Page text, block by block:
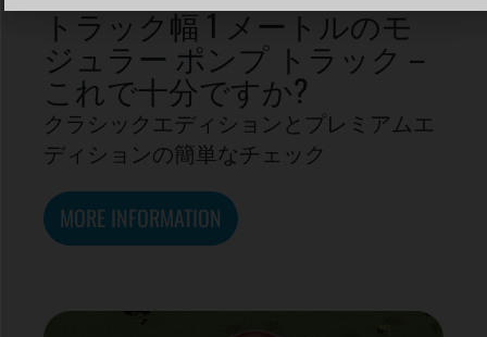
トラック幅 1 メートルのモ
ジュラー ポンプ トラック –
これで十分ですか?
クラシックエディションとプレミアムエ
ディションの簡単なチェック
MORE INFORMATION